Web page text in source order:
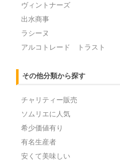
ヴィントナーズ
出水商事
ラシーヌ
アルコトレード トラスト
その他分類から探す
チャリティー販売
ソムリエに人気
希少価値有り
有名生産者
安くて美味しい